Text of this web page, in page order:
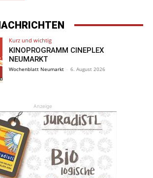
Kurz und wichtig
KINOPROGRAMM CINEPLEX
NEUMARKT
Wochenblatt Neumarkt - 6. August 2026
Anzeige